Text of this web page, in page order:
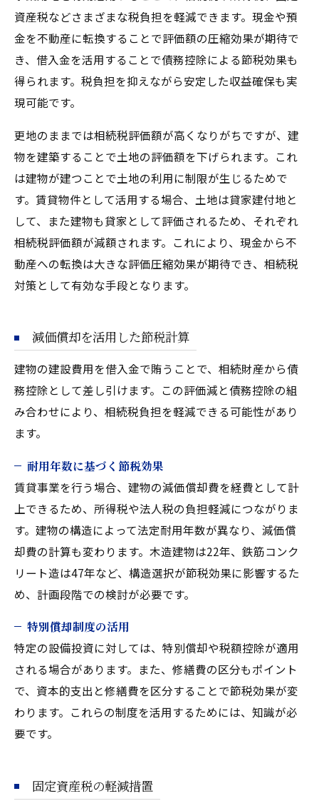
資産税などさまざまな税負担を軽減できます。現金や預
金を不動産に転換することで評価額の圧縮効果が期待で
き、借入金を活用することで債務控除による節税効果も
得られます。税負担を抑えながら安定した収益確保も実
現可能です。
更地のままでは相続税評価額が高くなりがちですが、建
物を建築することで土地の評価額を下げられます。これ
は建物が建つことで土地の利用に制限が生じるためで
す。賃貸物件として活用する場合、土地は貸家建付地と
して、また建物も貸家として評価されるため、それぞれ
相続税評価額が減額されます。これにより、現金から不
動産への転換は大きな評価圧縮効果が期待でき、相続税
対策として有効な手段となります。
減価償却を活用した節税計算
建物の建設費用を借入金で賄うことで、相続財産から債
務控除として差し引けます。この評価減と債務控除の組
み合わせにより、相続税負担を軽減できる可能性があり
ます。
耐用年数に基づく節税効果
賃貸事業を行う場合、建物の減価償却費を経費として計
上できるため、所得税や法人税の負担軽減につながりま
す。建物の構造によって法定耐用年数が異なり、減価償
却費の計算も変わります。木造建物は22年、鉄筋コンク
リート造は47年など、構造選択が節税効果に影響するた
め、計画段階での検討が必要です。
特別償却制度の活用
特定の設備投資に対しては、特別償却や税額控除が適用
される場合があります。また、修繕費の区分もポイント
で、資本的支出と修繕費を区分することで節税効果が変
わります。これらの制度を活用するためには、知識が必
要です。
固定資産税の軽減措置